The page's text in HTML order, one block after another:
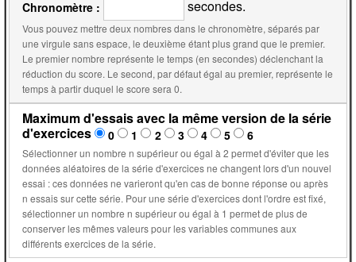
Chronomètre : secondes.
Vous pouvez mettre deux nombres dans le chronomètre, séparés par
une virgule sans espace, le deuxième étant plus grand que le premier.
Le premier nombre représente le temps (en secondes) déclenchant la
réduction du score. Le second, par défaut égal au premier, représente le
temps à partir duquel le score sera 0.
Maximum d'essais avec la même version de la série
d'exercices
0 1 2 3 4 5 6
Sélectionner un nombre n supérieur ou égal à 2 permet d'éviter que les
données aléatoires de la série d'exercices ne changent lors d'un nouvel
essai : ces données ne varieront qu'en cas de bonne réponse ou après
n essais sur cette série. Pour une série d'exercices dont l'ordre est fixé,
sélectionner un nombre n supérieur ou égal à 1 permet de plus de
conserver les mêmes valeurs pour les variables communes aux
différents exercices de la série.